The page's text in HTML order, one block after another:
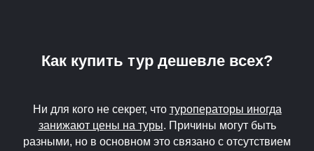
Как купить тур дешевле всех?
Ни для кого не секрет, что туроператоры иногда
занижают цены на туры. Причины могут быть
разными, но в основном это связано с отсутствием